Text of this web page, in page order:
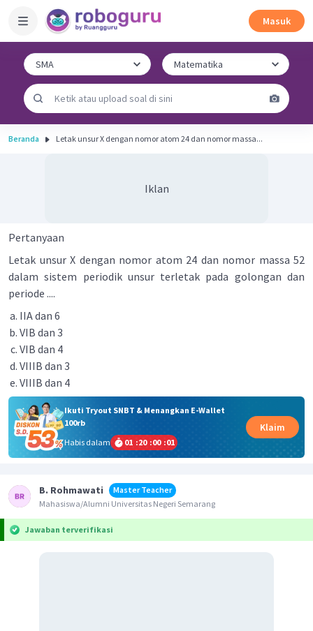
Masuk
Beranda Letak unsur X dengan nomor atom 24 dan nomor massa...
Iklan
Pertanyaan
Letak unsur X dengan nomor atom 24 dan nomor massa 52
dalam sistem periodik unsur terletak pada golongan dan
periode ....
IIA dan 6
VIB dan 3
VIB dan 4
VIIIB dan 3
VIIIB dan 4
Ikuti Tryout SNBT & Menangkan E-Wallet
100rb
Habis dalam
01 :20 :00 :01
Klaim
B. Rohmawati
Master Teacher
Mahasiswa/Alumni Universitas Negeri Semarang
Jawaban terverifikasi